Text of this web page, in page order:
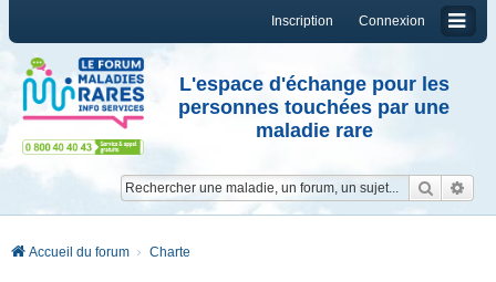
Connexion
Inscription
L'espace d'échange pour les
personnes touchées par une
maladie rare
Accueil du forum Charte